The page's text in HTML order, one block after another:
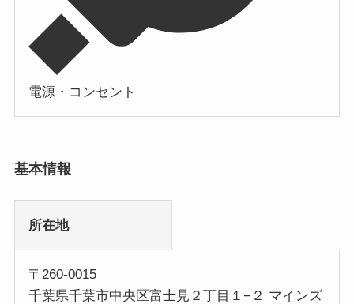
電源・コンセント
基本情報
所在地
〒260-0015
千葉県千葉市中央区富士見２丁目１−２ マインズ